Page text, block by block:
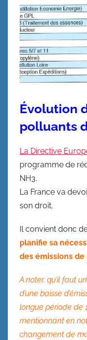
Évolution
polluants
La Directive
programme de
NH3.
La France va
son droit.
Il convient donc
planifie sa
des émissions
A noter, qu’il faut
d’une baisse
longue période de
mentionnant en
changement de